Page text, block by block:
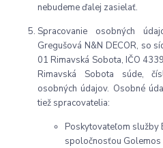
nebudeme ďalej zasielať.
Spracovanie osobných
Gregušová N&N DECOR, so
01 Rimavská Sobota, IČO
Rimavská Sobota súde,
osobných údajov. Osobné
tiež spracovatelia:
Poskytovateľom služby
spoločnosťou Golemos